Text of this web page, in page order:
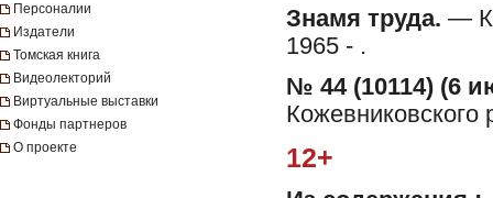
Персоналии
Издатели
Томская книга
Видеолекторий
Виртуальные выставки
Фонды партнеров
О проекте
Знамя труда. —
1965 - .
№ 44 (10114) (6
Кожевниковского
12+